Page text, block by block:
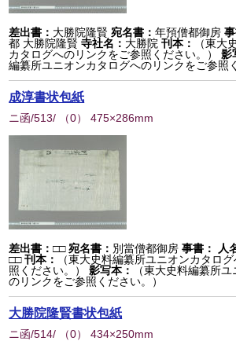
差出書： 大勝院隆賢 宛名書：年預僧都御房 事
都 大勝院隆賢 寺社名： 大勝院 刊本：
（東大
カタログへのリンクをご参照ください。）
影
編纂所ユニオンカタログへのリンクをご参照
成淳書状包紙
ニ函/513/ （0） 475×286mm
差出書：□□ 宛名書： 別當僧都御房 事書： 人
□□ 刊本：
（東大史料編纂所ユニオンカタロ
照ください。）
影写本：
（東大史料編纂所
のリンクをご参照ください。）
大勝院隆賢書状包紙
ニ函/514/ （0） 434×250mm